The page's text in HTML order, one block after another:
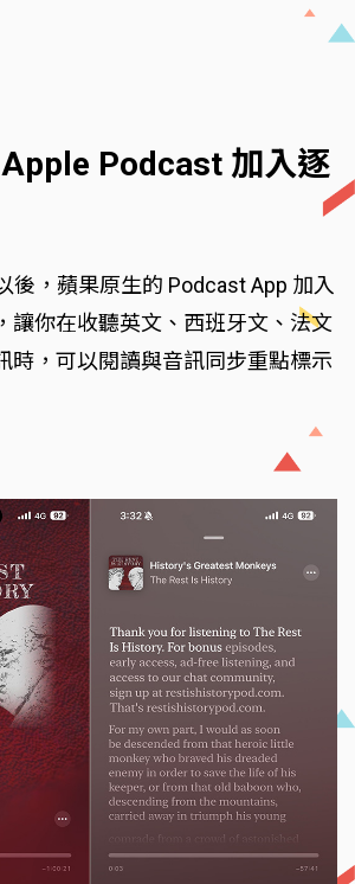
Podcast 加入逐
後，蘋果原生的 Podcast App 加入
讓你在收聽英文、西班牙文、法文
時，可以閱讀與音訊同步重點標示